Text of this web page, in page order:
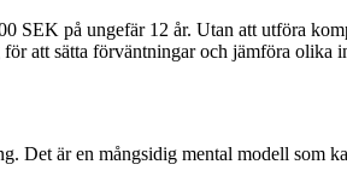
på ungefär 12 år. Utan att utföra
att sätta förväntningar och jämföra olika
Det är en mångsidig mental modell som